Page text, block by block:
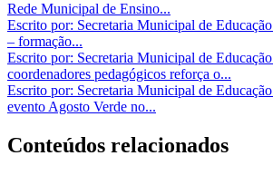
Rede Municipal de Ensino...
Escrito por: Secretaria Municipal de Educação
– formação...
Escrito por: Secretaria Municipal de Educação
coordenadores pedagógicos reforça o...
Escrito por: Secretaria Municipal de Educação
evento Agosto Verde no...
Conteúdos relacionados